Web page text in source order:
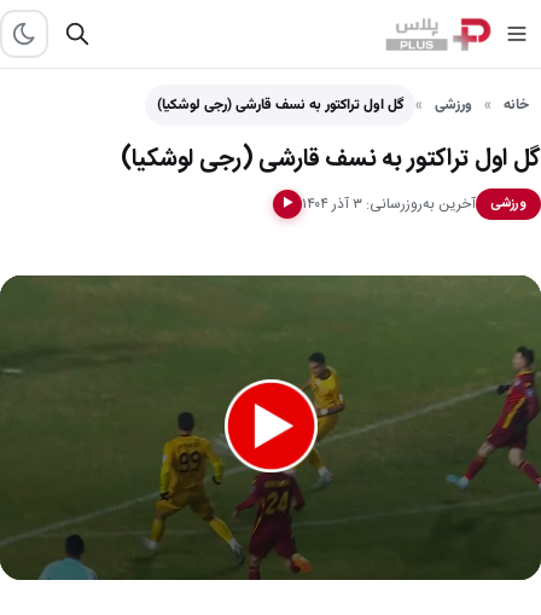
خانه ورزشی گل اول تراکتور به نسف قارشی (رجی لوشکیا)
گل اول تراکتور به نسف قارشی (رجی لوشکیا)
ورزشی آخرین به‌روزرسانی: ۳ آذر ۱۴۰۴ ▶